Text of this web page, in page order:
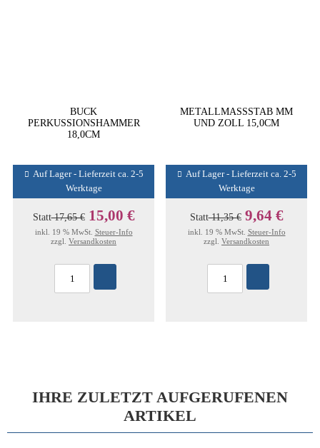
BUCK
PERKUSSIONSHAMMER
18,0CM
Auf Lager - Lieferzeit ca. 2-5
Werktage
Statt17,65 € 15,00 €
inkl. 19 % MwSt. Steuer-Info
zzgl. Versandkosten
METALLMASSSTAB MM
UND ZOLL 15,0CM
Auf Lager - Lieferzeit ca. 2-5
Werktage
Statt11,35 € 9,64 €
inkl. 19 % MwSt. Steuer-Info
zzgl. Versandkosten
IHRE ZULETZT AUFGERUFENEN
ARTIKEL